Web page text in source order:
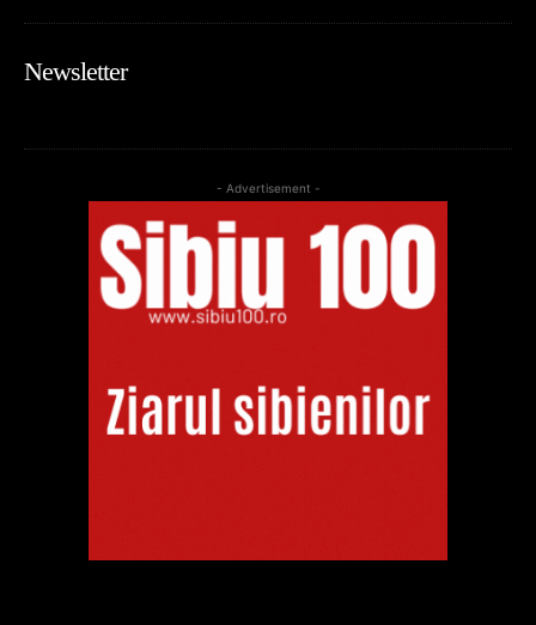
Newsletter
- Advertisement -